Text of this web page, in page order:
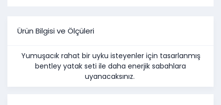
Ürün Bilgisi ve Ölçüleri
Yumuşacık rahat bir uyku isteyenler için tasarlanmış
bentley yatak seti ile daha enerjik sabahlara
uyanacaksınız.